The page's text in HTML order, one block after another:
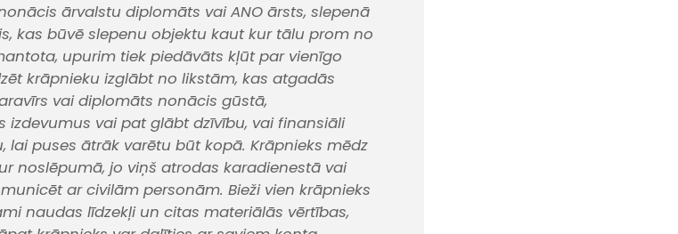
ārvalstu diplomāts vai ANO ārsts, slepenā
kas būvē slepenu objektu kaut kur tālu prom no
upurim tiek piedāvāts kļūt par vienīgo
krāpnieku izglābt no likstām, kas atgadās
vai diplomāts nonācis gūstā,
izdevumus vai pat glābt dzīvību, vai finansiāli
puses ātrāk varētu būt kopā. Krāpnieks mēdz
noslēpumā, jo viņš atrodas karadienestā vai
ar civilām personām. Bieži vien krāpnieks
naudas līdzekļi un citas materiālās vērtības,